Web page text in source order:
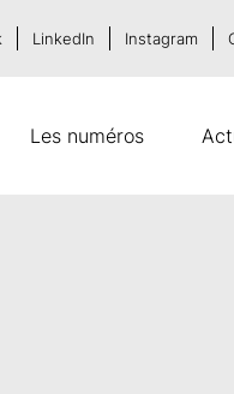
Les numéros
LinkedIn Instagram